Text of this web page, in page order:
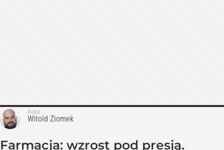
Autor:
Witold Ziomek
Farmacja: wzrost pod presją.